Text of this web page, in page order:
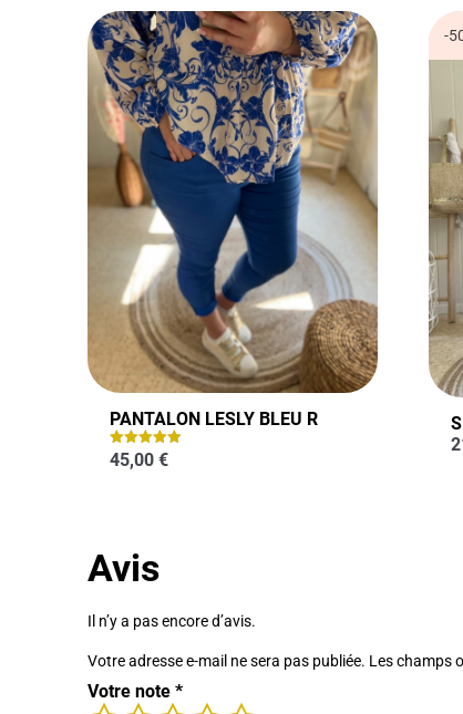
PANTALON LESLY BLEU R
Note
5.00
45,00 €
-
Avis
Il n’y a pas encore d’avis.
Votre adresse e-mail ne sera pas publiée. Les champs
Votre note *